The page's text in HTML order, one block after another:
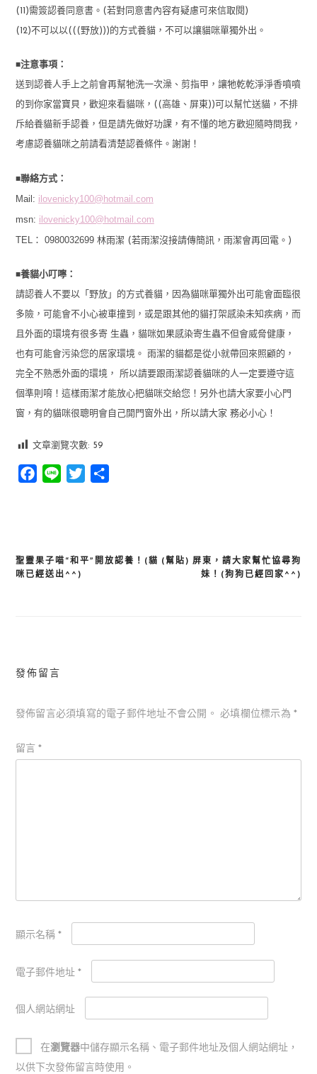
(11)需簽認養同意書。(若對同意書內容有疑慮可來信取閱)
(12)不可以以(((野放)))的方式養貓，不可以讓貓咪單獨外出。
■注意事項：
送到認養人手上之前會再幫牠洗一次澡、剪指甲，讓牠乾乾淨淨香噴噴
的到你家當寶貝，歡迎來看貓咪，((高雄、屏東))可以幫忙送貓，不排
斥給養貓新手認養，但是請先做好功課，有不懂的地方歡迎隨時問我，
考慮認養貓咪之前請看清楚認養條件。謝謝！
■聯絡方式：
Mail: ilovenicky100@hotmail.com
msn: ilovenicky100@hotmail.com
TEL： 0980032699林雨潔 (若雨潔沒接請傳簡訊，雨潔會再回電。)
■養貓小叮嚀：
請認養人不要以「野放」的方式養貓，因為貓咪單獨外出可能會面臨很
多險，可能會不小心被車撞到，或是跟其他的貓打架感染未知疾病，而
且外面的環境有很多寄 生蟲，貓咪如果感染寄生蟲不但會威脅健康，
也有可能會污染您的居家環境。 雨潔的貓都是從小就帶回來照顧的，
完全不熟悉外面的環境， 所以請要跟雨潔認養貓咪的人一定要遵守這
個準則唷！這樣雨潔才能放心把貓咪交給您！另外也請大家要小心門
窗，有的貓咪很聰明會自己開門窗外出，所以請大家 務必小心！
文章瀏覽次數: 59
Facebook
Line Twitter
文
(幫貼) 屏東，請大家幫忙協尋狗
妹！(狗狗已經回家^^)
聖靈果子喵“和平”開放認養！(貓
咪已經送出^^)
發佈留言
發佈留言必須填寫的電子郵件地址不會公開。 必填欄位標示為*
留言 *
顯示名稱 *
電子郵件地址 *
個人網站網址
在瀏覽器中儲存顯示名稱、電子郵件地址及個人網站網址，
以供下次發佈留言時使用。